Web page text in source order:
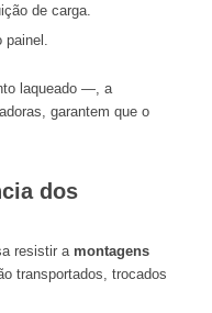
de carga.
laqueado —, a
garantem que o
dos
resistir a montagens
transportados, trocados